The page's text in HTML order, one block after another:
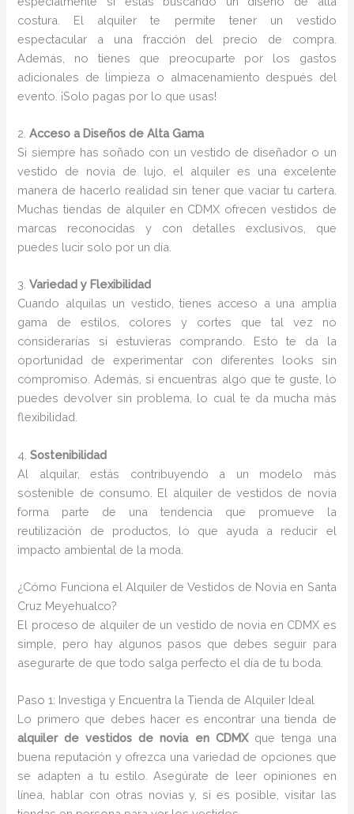
costura. El alquiler te permite tener un vestido
espectacular a una fracción del precio de compra.
Además, no tienes que preocuparte por los gastos
adicionales de limpieza o almacenamiento después del
evento. ¡Solo pagas por lo que usas!
2.Acceso a Diseños de Alta Gama
Si siempre has soñado con un vestido de diseñador o un
vestido de novia de lujo, el alquiler es una excelente
manera de hacerlo realidad sin tener que vaciar tu cartera.
Muchas tiendas de alquiler en CDMX ofrecen vestidos de
marcas reconocidas y con detalles exclusivos, que
puedes lucir solo por un día.
3.Variedad y Flexibilidad
Cuando alquilas un vestido, tienes acceso a una amplia
gama de estilos, colores y cortes que tal vez no
considerarías si estuvieras comprando. Esto te da la
oportunidad de experimentar con diferentes looks sin
compromiso. Además, si encuentras algo que te guste, lo
puedes devolver sin problema, lo cual te da mucha más
flexibilidad.
4.Sostenibilidad
Al alquilar, estás contribuyendo a un modelo más
sostenible de consumo. El alquiler de vestidos de novia
forma parte de una tendencia que promueve la
reutilización de productos, lo que ayuda a reducir el
impacto ambiental de la moda.
¿Cómo Funciona el Alquiler de Vestidos de Novia en Santa
Cruz Meyehualco?
El proceso de alquiler de un vestido de novia en CDMX es
simple, pero hay algunos pasos que debes seguir para
asegurarte de que todo salga perfecto el día de tu boda.
Paso 1: Investiga y Encuentra la Tienda de Alquiler Ideal
Lo primero que debes hacer es encontrar una tienda de
alquiler de vestidos de novia en CDMXque tenga una
buena reputación y ofrezca una variedad de opciones que
se adapten a tu estilo. Asegúrate de leer opiniones en
línea, hablar con otras novias y, si es posible, visitar las